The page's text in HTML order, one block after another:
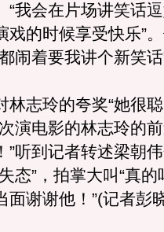
“我会在片场讲笑话
戏的时候享受快乐”
闹着要我讲个新笑话
志玲的夸奖“她很聪
演电影的林志玲的
”听到记者转述梁朝
态”，拍掌大叫“真
面谢谢他！”(记者彭